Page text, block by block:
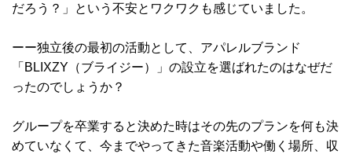
だろう？」という不安とワクワクも感じていました。
ーー独立後の最初の活動として、アパレルブランド
「BLIXZY（ブライジー）」の設立を選ばれたのはなぜだ
ったのでしょうか？
グループを卒業すると決めた時はその先のプランを何も決
めていなくて、今までやってきた音楽活動や働く場所、収